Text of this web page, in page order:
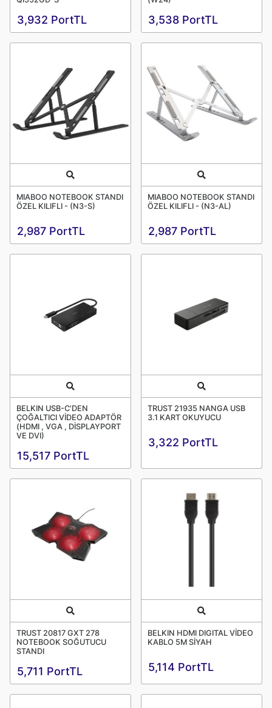
3,932 PortTL 3,538 PortTL
Quick View
MIABOO NOTEBOOK STANDI
ÖZEL KILIFLI - (N3-S)
2,987 PortTL
Quick View
MIABOO NOTEBOOK STANDI
ÖZEL KILIFLI - (N3-AL)
2,987 PortTL
Quick View
BELKIN USB-C'DEN
ÇOĞALTICI VİDEO ADAPTÖR
(HDMI , VGA , DİSPLAYPORT
VE DVI)
15,517 PortTL
Quick View
TRUST 21935 NANGA USB
3.1 KART OKUYUCU
3,322 PortTL
Quick View
TRUST 20817 GXT 278
NOTEBOOK SOĞUTUCU
STANDI
5,711 PortTL
Quick View
BELKIN HDMI DIGITAL VİDEO
KABLO 5M SİYAH
5,114 PortTL